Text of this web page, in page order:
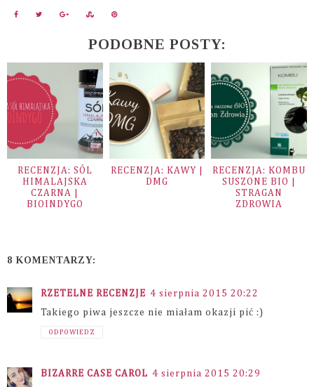
PODOBNE POSTY:
RECENZJA: SÓL
HIMALAJSKA
CZARNA |
BIOINDYGO
RECENZJA: KAWY |
DMG
RECENZJA: KOMBU
SUSZONE BIO |
STRAGAN
ZDROWIA
8 KOMENTARZY:
RZETELNE RECENZJE 4 sierpnia 2015 20:22
Takiego piwa jeszcze nie miałam okazji pić :)
ODPOWIEDZ
BIZARRE CASE CAROL 4 sierpnia 2015 20:29